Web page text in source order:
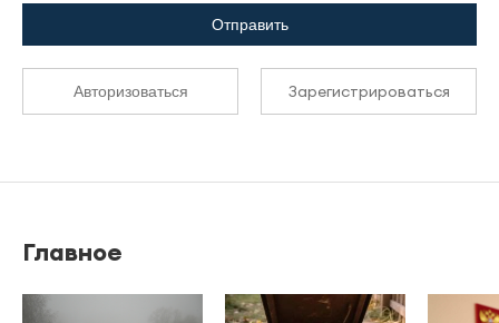
Отправить
Авторизоваться Зарегистрироваться
Главное